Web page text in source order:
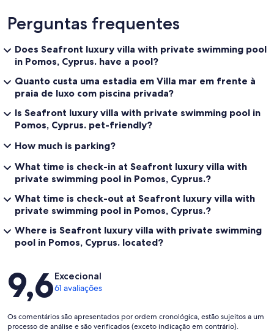
Perguntas frequentes
Does Seafront luxury villa with private swimming pool
in Pomos, Cyprus. have a pool?
Quanto custa uma estadia em Villa mar em frente à
praia de luxo com piscina privada?
Is Seafront luxury villa with private swimming pool in
Pomos, Cyprus. pet-friendly?
How much is parking?
What time is check-in at Seafront luxury villa with
private swimming pool in Pomos, Cyprus.?
What time is check-out at Seafront luxury villa with
private swimming pool in Pomos, Cyprus.?
Where is Seafront luxury villa with private swimming
pool in Pomos, Cyprus. located?
Avaliações
9,6Excecional
61 avaliações
Os comentários são apresentados por ordem cronológica, estão sujeitos a um
processo de análise e são verificados (exceto indicação em contrário).